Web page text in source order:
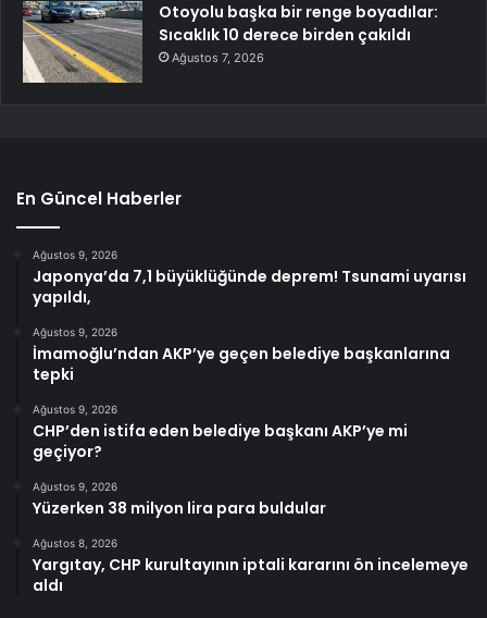
Otoyolu başka bir renge boyadılar:
Sıcaklık 10 derece birden çakıldı
Ağustos 7, 2026
En Güncel Haberler
Ağustos 9, 2026
Japonya’da 7,1 büyüklüğünde deprem! Tsunami uyarısı
yapıldı,
Ağustos 9, 2026
İmamoğlu’ndan AKP’ye geçen belediye başkanlarına
tepki
Ağustos 9, 2026
CHP’den istifa eden belediye başkanı AKP’ye mi
geçiyor?
Ağustos 9, 2026
Yüzerken 38 milyon lira para buldular
Ağustos 8, 2026
Yargıtay, CHP kurultayının iptali kararını ön incelemeye
aldı